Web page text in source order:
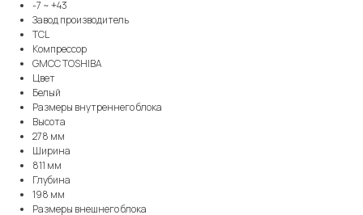
-7 ~ +43
Завод производитель
TCL
Компрессор
GMCC TOSHIBA
Цвет
Белый
Размеры внутреннего блока
Высота
278 мм
Ширина
811 мм
Глубина
198 мм
Размеры внешнего блока